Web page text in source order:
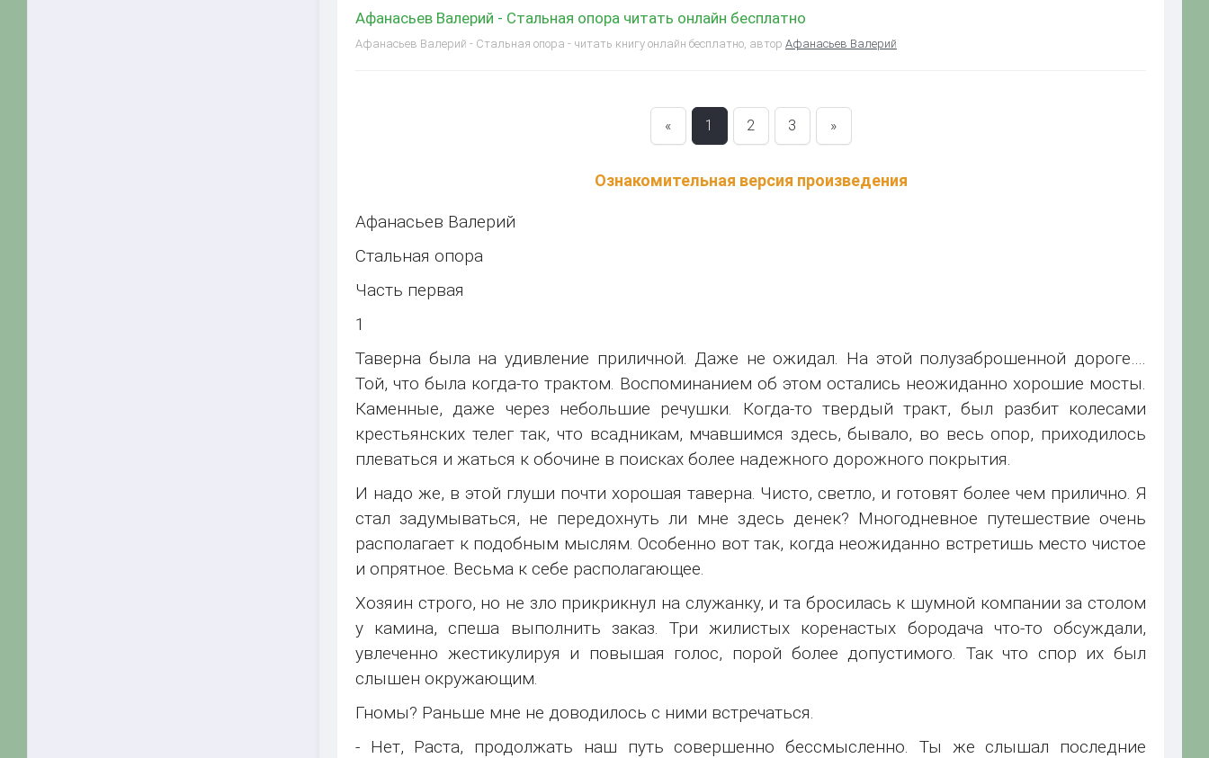
Афанасьев Валерий - Стальная опора читать онлайн бесплатно
Афанасьев Валерий - Стальная опора - читать книгу онлайн бесплатно, автор Афанасьев Валерий
« 1 2 3 »
Ознакомительная версия произведения
Афанасьев Валерий
Стальная опора
Часть первая
1
Таверна была на удивление приличной. Даже не ожидал. На этой полузаброшенной дороге….
Той, что была когда-то трактом. Воспоминанием об этом остались неожиданно хорошие мосты.
Каменные, даже через небольшие речушки. Когда-то твердый тракт, был разбит колесами
крестьянских телег так, что всадникам, мчавшимся здесь, бывало, во весь опор, приходилось
плеваться и жаться к обочине в поисках более надежного дорожного покрытия.
И надо же, в этой глуши почти хорошая таверна. Чисто, светло, и готовят более чем прилично. Я
стал задумываться, не передохнуть ли мне здесь денек? Многодневное путешествие очень
располагает к подобным мыслям. Особенно вот так, когда неожиданно встретишь место чистое
и опрятное. Весьма к себе располагающее.
Хозяин строго, но не зло прикрикнул на служанку, и та бросилась к шумной компании за столом
у камина, спеша выполнить заказ. Три жилистых коренастых бородача что-то обсуждали,
увлеченно жестикулируя и повышая голос, порой более допустимого. Так что спор их был
слышен окружающим.
Гномы? Раньше мне не доводилось с ними встречаться.
- Нет, Раста, продолжать наш путь совершенно бессмысленно. Ты же слышал последние